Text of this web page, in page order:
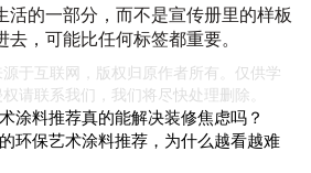
活的一部分，而不是宣传册里的样板
，可能比任何标签都重要。
于互联网，版权归原作者所有。仅供学
请联系我们，我们将尽快处理删除。
涂料推荐真的能解决装修焦虑吗？
环保艺术涂料推荐，为什么越看越难